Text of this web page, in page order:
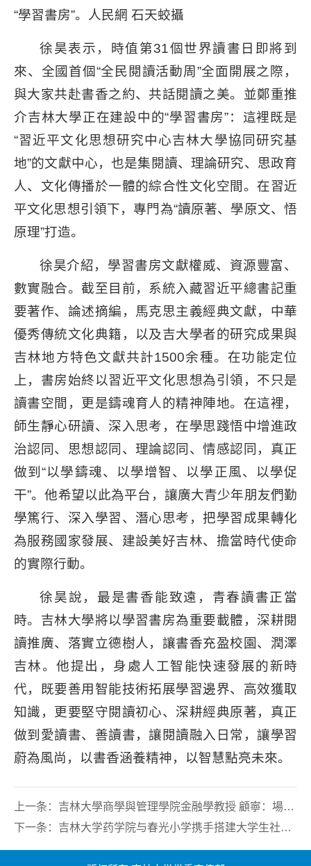
“學習書房”。人民網 石天蛟攝
徐昊表示，時值第31個世界讀書日即將到
來、全國首個“全民閱讀活動周”全面開展之際，
與大家共赴書香之約、共話閱讀之美。並鄭重推
介吉林大學正在建設中的“學習書房”：這裡既是
“習近平文化思想研究中心吉林大學協同研究基
地”的文獻中心，也是集閱讀、理論研究、思政育
人、文化傳播於一體的綜合性文化空間。在習近
平文化思想引領下，專門為“讀原著、學原文、悟
原理”打造。
徐昊介紹，學習書房文獻權威、資源豐富、
數實融合。截至目前，系統入藏習近平總書記重
要著作、論述摘編，馬克思主義經典文獻，中華
優秀傳統文化典籍，以及吉大學者的研究成果與
吉林地方特色文獻共計1500余種。在功能定位
上，書房始終以習近平文化思想為引領，不只是
讀書空間，更是鑄魂育人的精神陣地。在這裡，
師生靜心研讀、深入思考，在學思踐悟中增進政
治認同、思想認同、理論認同、情感認同，真正
做到“以學鑄魂、以學增智、以學正風、以學促
干”。他希望以此為平台，讓廣大青少年朋友們勤
學篤行、深入學習、潛心思考，把學習成果轉化
為服務國家發展、建設美好吉林、擔當時代使命
的實際行動。
徐昊說，最是書香能致遠，青春讀書正當
時。吉林大學將以學習書房為重要載體，深耕閱
讀推廣、落實立德樹人，讓書香充盈校園、潤澤
吉林。他提出，身處人工智能快速發展的新時
代，既要善用智能技術拓展學習邊界、高效獲取
知識，更要堅守閱讀初心、深耕經典原著，真正
做到愛讀書、善讀書，讓閱讀融入日常，讓學習
蔚為風尚，以書香涵養精神，以智慧點亮未來。
上一条： 吉林大學商學與管理學院金融學教授 顧寧：場景生態建設的金融賦能路徑
下一条： 吉林大学药学院与春光小学携手搭建大学生社会实践基地